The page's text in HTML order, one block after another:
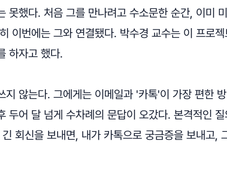
못했다. 처음 그를 만나려고 수소문한 순간, 이미
이번에는 그와 연결됐다. 박수경 교수는 이 프로
하자고 했다.
지 않는다. 그에게는 이메일과 '카톡'이 가장 편한
두어 달 넘게 수차례의 문답이 오갔다. 본격적인
회신을 보내면, 내가 카톡으로 궁금증을 보내고,